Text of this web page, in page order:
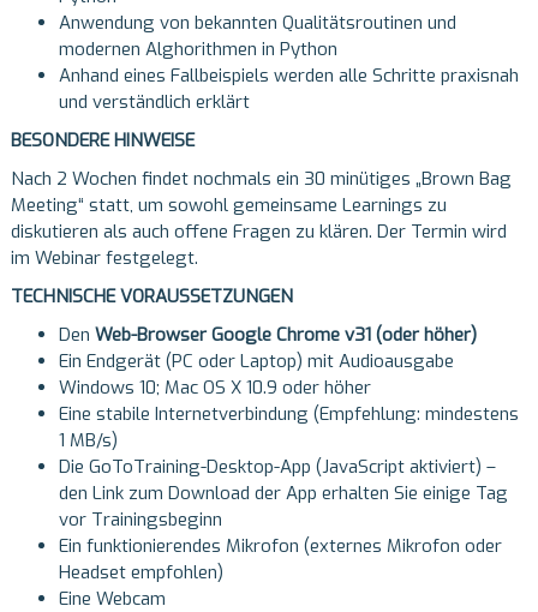
Anwendung von bekannten Qualitätsroutinen und
modernen Alghorithmen in Python
Anhand eines Fallbeispiels werden alle Schritte praxisnah
und verständlich erklärt
BESONDERE HINWEISE
Nach 2 Wochen findet nochmals ein 30 minütiges „Brown Bag
Meeting“ statt, um sowohl gemeinsame Learnings zu
diskutieren als auch offene Fragen zu klären. Der Termin wird
im Webinar festgelegt.
TECHNISCHE VORAUSSETZUNGEN
DenWeb-Browser Google Chrome v31 (oder höher)
Ein Endgerät (PC oder Laptop) mit Audioausgabe
Windows 10; Mac OS X 10.9 oder höher
Eine stabile Internetverbindung (Empfehlung: mindestens
1 MB/s)
Die GoToTraining-Desktop-App (JavaScript aktiviert) –
den Link zum Download der App erhalten Sie einige Tag
vor Trainingsbeginn
Ein funktionierendes Mikrofon (externes Mikrofon oder
Headset empfohlen)
Eine Webcam